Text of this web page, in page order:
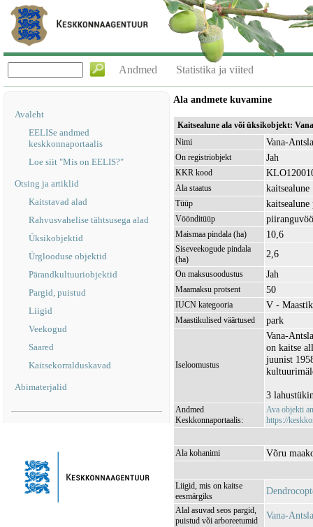
Andmed Statistika ja viited
Avaleht
EELISe andmed
keskkonnaportaalis
Loe siit "Mis on EELIS?"
Otsing ja artiklid
Kaitstavad alad
Rahvusvahelise tähtsusega alad
Üksikobjektid
Ürglooduse objektid
Pärandkultuuriobjektid
Pargid, puistud
Liigid
Veekogud
Saared
Kaitsekorralduskavad
Abimaterjalid
Ala andmete kuvamine
Kaitsealune ala või üksikobjekt:
Nimi
Vana-
On registriobjekt Jah
KKR kood
Ala staatus kaitsealune
Tüüp kaitsealune
Vöönditüüp
Maismaa pindala (ha) 10,6
Siseveekogude pindala
(ha)
2,6
On maksusoodustus Jah
Maamaksu protsent 50
IUCN kategooria V -
Maastikulised väärtused park
Iseloomustus
Vana-
on kaitse
juunist
3
Andmed
Keskkonnaportaalis:
Ava objekti
https://
Ala kohanimi Võru
Liigid, mis on kaitse
eesmärgiks
Alal asuvad seos pargid,
puistud või arboreetumid
Vana-